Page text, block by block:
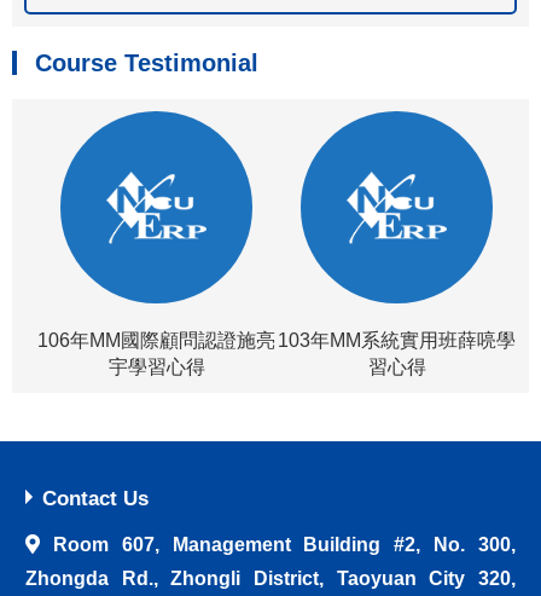
Course Testimonial
106年MM國際顧問認證施亮
宇學習心得
103年MM系統實用班薛喨學
習心得
Contact Us
Room 607, Management Building #2, No. 300,
Zhongda Rd., Zhongli District, Taoyuan City 320,